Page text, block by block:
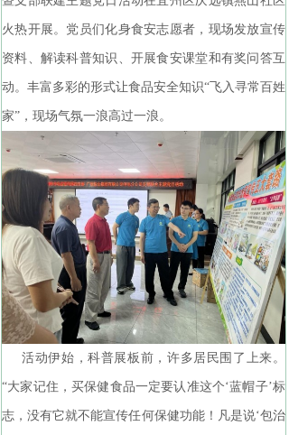
火热开展。党员们化身食安志愿者，现场发放宣传
资料、解读科普知识、开展食安课堂和有奖问答互
动。丰富多彩的形式让食品安全知识“飞入寻常百姓
家”，现场气氛一浪高过一浪。
活动伊始，科普展板前，许多居民围了上来。
“大家记住，买保健食品一定要认准这个‘蓝帽子’标
志，没有它就不能宣传任何保健功能！凡是说‘包治